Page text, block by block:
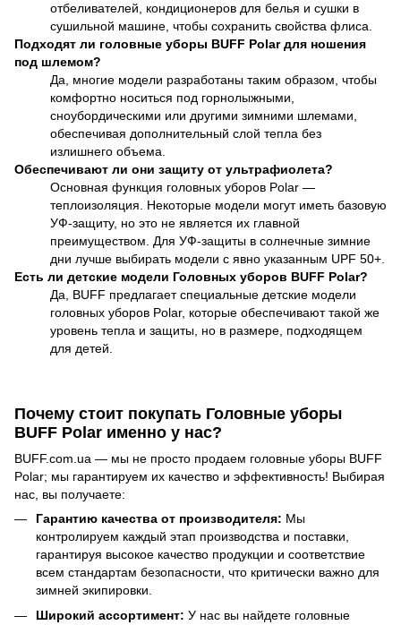
отбеливателей, кондиционеров для белья и сушки в
сушильной машине, чтобы сохранить свойства флиса.
Подходят ли головные уборы BUFF Polar для ношения
под шлемом?
Да, многие модели разработаны таким образом, чтобы
комфортно носиться под горнолыжными,
сноубордическими или другими зимними шлемами,
обеспечивая дополнительный слой тепла без
излишнего объема.
Обеспечивают ли они защиту от ультрафиолета?
Основная функция головных уборов Polar —
теплоизоляция. Некоторые модели могут иметь базовую
УФ-защиту, но это не является их главной
преимуществом. Для УФ-защиты в солнечные зимние
дни лучше выбирать модели с явно указанным UPF 50+.
Есть ли детские модели Головных уборов BUFF Polar?
Да, BUFF предлагает специальные детские модели
головных уборов Polar, которые обеспечивают такой же
уровень тепла и защиты, но в размере, подходящем
для детей.
Почему стоит покупать Головные уборы
BUFF Polar именно у нас?
BUFF.com.ua — мы не просто продаем головные уборы BUFF
Polar; мы гарантируем их качество и эффективность! Выбирая
нас, вы получаете:
Гарантию качества от производителя: Мы
контролируем каждый этап производства и поставки,
гарантируя высокое качество продукции и соответствие
всем стандартам безопасности, что критически важно для
зимней экипировки.
Широкий ассортимент: У нас вы найдете головные